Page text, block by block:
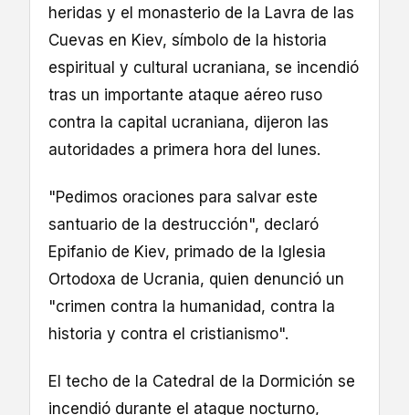
heridas y el monasterio de la Lavra de las
Cuevas en Kiev, símbolo de la historia
espiritual y cultural ucraniana, se incendió
tras un importante ataque aéreo ruso
contra la capital ucraniana, dijeron las
autoridades a primera hora del lunes.
"Pedimos oraciones para salvar este
santuario de la destrucción", declaró
Epifanio de Kiev, primado de la Iglesia
Ortodoxa de Ucrania, quien denunció un
"crimen contra la humanidad, contra la
historia y contra el cristianismo".
El techo de la Catedral de la Dormición se
incendió durante el ataque nocturno,